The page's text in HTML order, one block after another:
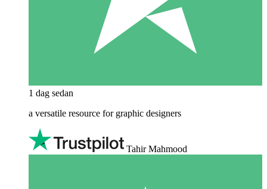
1 dag sedan
a versatile resource for graphic designers
Tahir Mahmood